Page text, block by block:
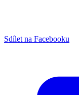
Sdílet na Facebooku